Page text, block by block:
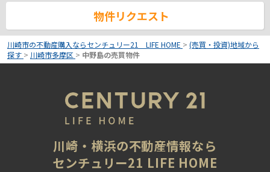
物件リクエスト
川崎市の不動産購入ならセンチュリー21 LIFE HOME > (売買・投資)地域から
探す > 川崎市多摩区 > 中野島の売買物件
川崎・横浜の不動産情報なら
センチュリー21 LIFE HOME